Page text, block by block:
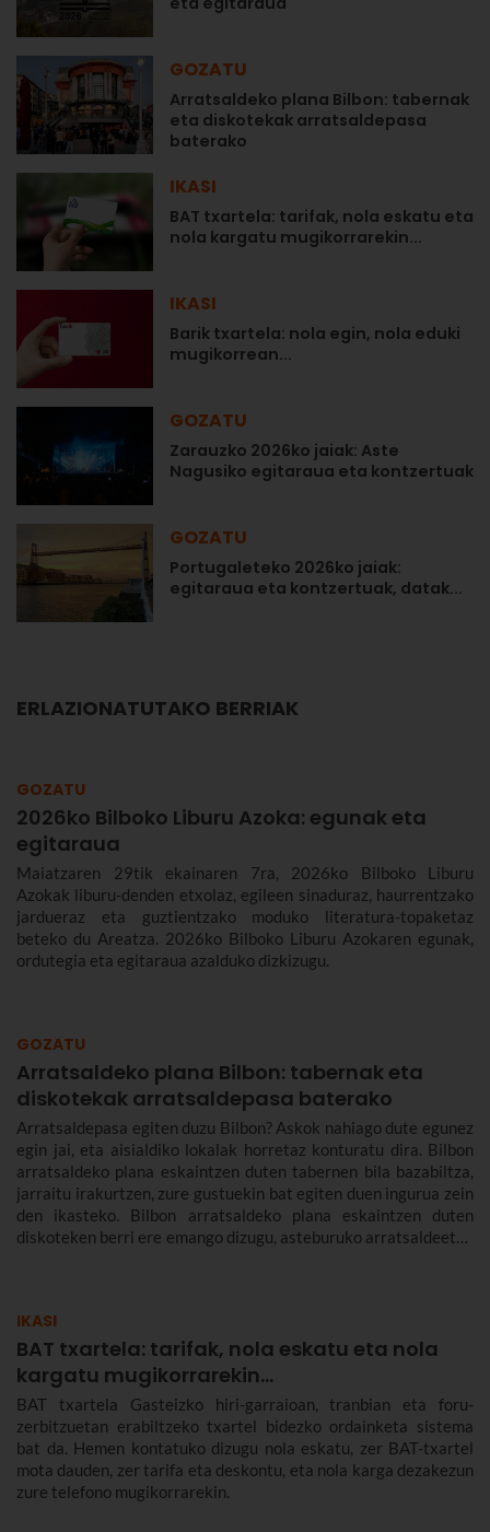
GOZATU
Arratsaldeko plana Bilbon: tabernak
eta diskotekak arratsaldepasa
baterako
IKASI
BAT txartela: tarifak, nola eskatu eta
nola kargatu mugikorrarekin...
IKASI
Barik txartela: nola egin, nola eduki
mugikorrean...
GOZATU
Zarauzko 2026ko jaiak: Aste
Nagusiko egitaraua eta kontzertuak
GOZATU
Portugaleteko 2026ko jaiak:
egitaraua eta kontzertuak, datak...
ERLAZIONATUTAKO BERRIAK
GOZATU
2026ko Bilboko Liburu Azoka: egunak eta
egitaraua
Maiatzaren 29tik ekainaren 7ra, 2026ko Bilboko Liburu
Azokak liburu-denden etxolaz, egileen sinaduraz, haurrentzako
jardueraz eta guztientzako moduko literatura-topaketaz
beteko du Areatza. 2026ko Bilboko Liburu Azokaren egunak,
ordutegia eta egitaraua azalduko dizkizugu.
GOZATU
Arratsaldeko plana Bilbon: tabernak eta
diskotekak arratsaldepasa baterako
Arratsaldepasa egiten duzu Bilbon? Askok nahiago dute egunez
egin jai, eta aisialdiko lokalak horretaz konturatu dira. Bilbon
arratsaldeko plana eskaintzen duten tabernen bila bazabiltza,
jarraitu irakurtzen, zure gustuekin bat egiten duen ingurua zein
den ikasteko. Bilbon arratsaldeko plana eskaintzen duten
diskoteken berri ere emango dizugu, asteburuko arratsaldeetan
IKASI
BAT txartela: tarifak, nola eskatu eta nola
kargatu mugikorrarekin...
BAT txartela Gasteizko hiri-garraioan, tranbian eta foru-
zerbitzuetan erabiltzeko txartel bidezko ordainketa sistema
bat da. Hemen kontatuko dizugu nola eskatu, zer BAT-txartel
mota dauden, zer tarifa eta deskontu, eta nola karga dezakezun
zure telefono mugikorrarekin.